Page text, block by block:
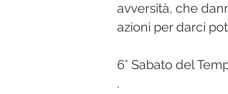
avversità, che
azioni per darci
6° Sabato del
.